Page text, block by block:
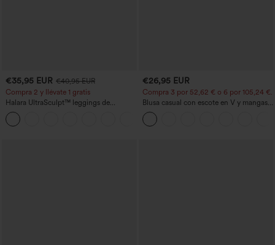
€35,95 EUR €40,95 EUR
Compra 2 y llévate 1 gratis
Halara UltraSculpt™ leggings de
entrenamiento moldeadores de talle alto
con fruncido trasero que realza los
glúteos, control de abdomen y bolsillos
€26,95 EUR
Compra 3 por 52,62 € o 6 por 105,24 €.
Blusa casual con escote en V y mangas
cortas abullonadas